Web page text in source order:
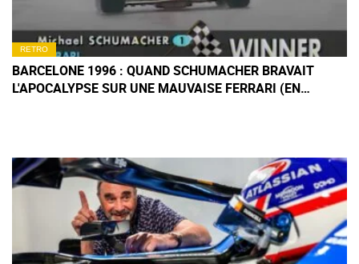
RETRO
BARCELONE 1996 : QUAND SCHUMACHER BRAVAIT
L'APOCALYPSE SUR UNE MAUVAISE FERRARI (EN